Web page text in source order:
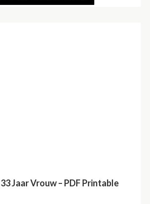
Jaar Vrouw – PDF Printable